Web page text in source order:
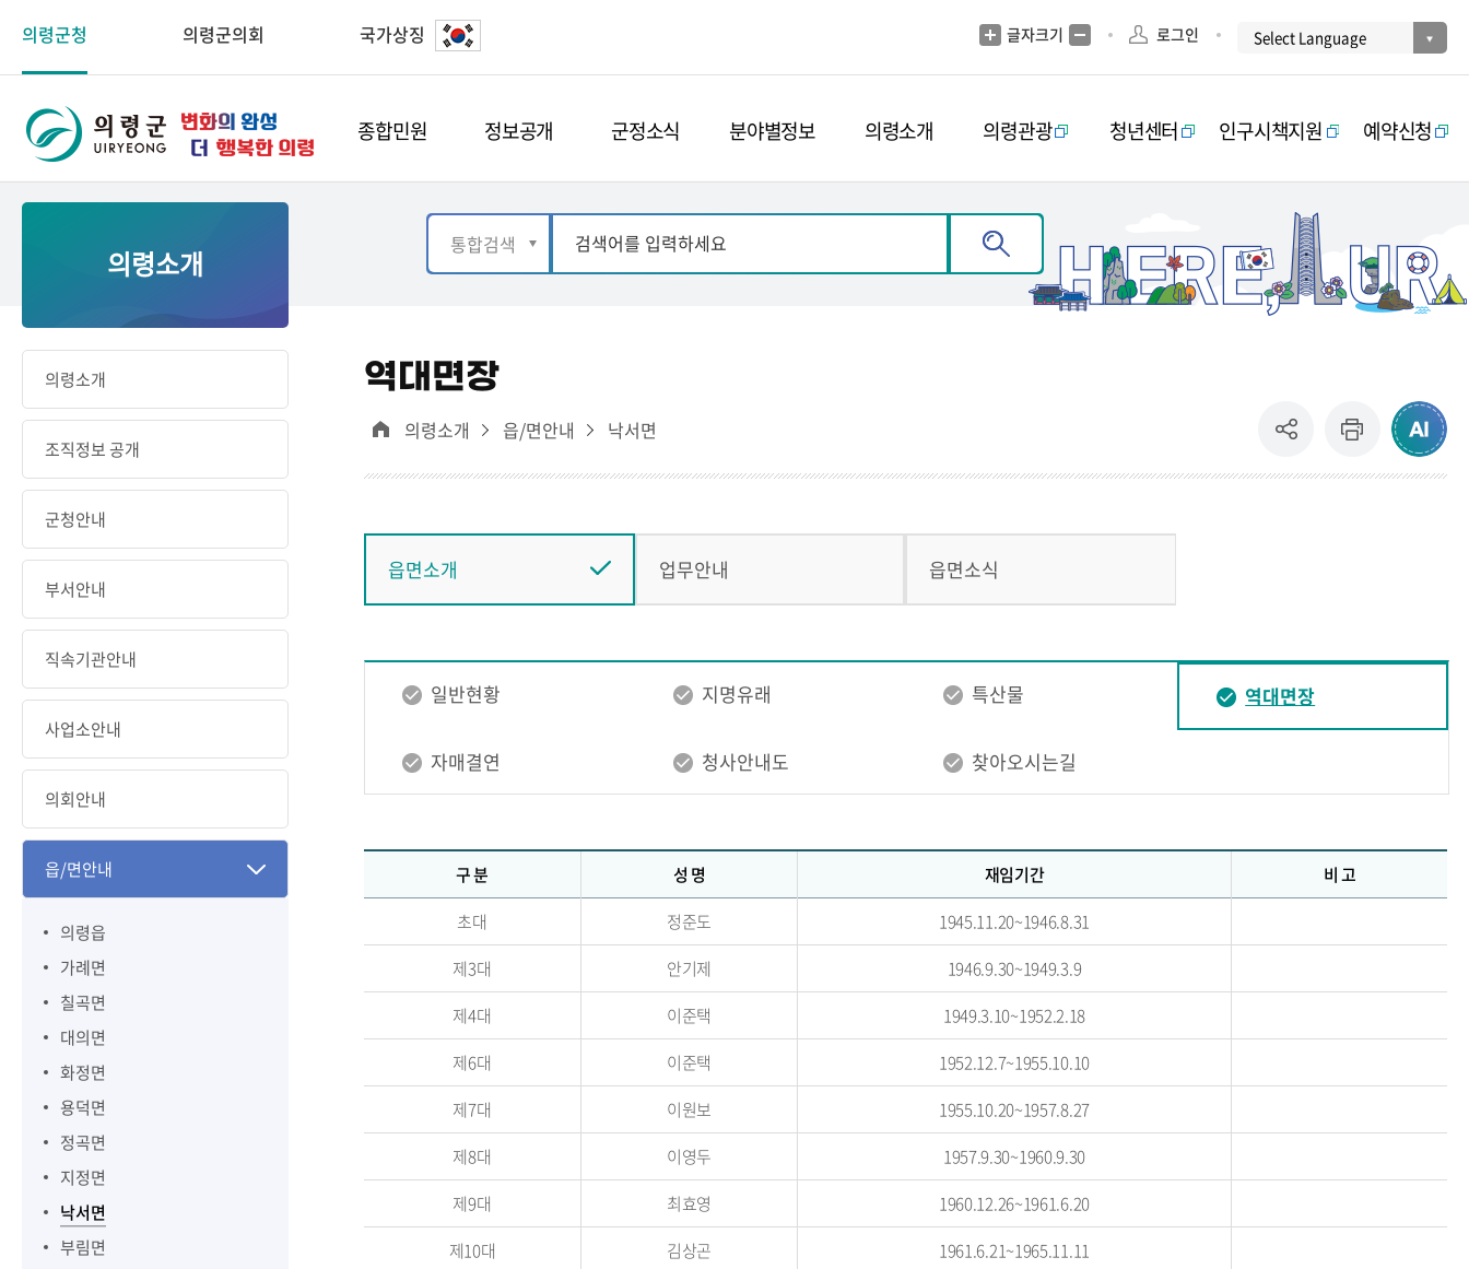
의령군청 의령군의회 국가상징 글자크기 로그인
종합민원 정보공개 군정소식 분야별정보 의령소개 의령관광 청년센터 인구시책지원 예약신청
의령소개
의령소개
조직정보 공개
군청안내
부서안내
직속기관안내
사업소안내
의회안내
읍/면안내
의령읍
가례면
칠곡면
대의면
화정면
용덕면
정곡면
지정면
낙서면
부림면
역대면장
의령소개 읍/면안내 낙서면
읍면소개 업무안내 읍면소식
일반현황 지명유래 특산물 역대면장
자매결연 청사안내도 찾아오시는길
구 분 성 명 재임기간
비 고
초대
정준도
1945.11.20~1946.8.31
제3대
안기제
1946.9.30~1949.3.9
제4대
이준택
1949.3.10~1952.2.18
제6대
이준택
1952.12.7~1955.10.10
제7대
이원보
1955.10.20~1957.8.27
제8대
이영두
1957.9.30~1960.9.30
제9대
최효영
1960.12.26~1961.6.20
제10대
김상곤
1961.6.21~1965.11.11